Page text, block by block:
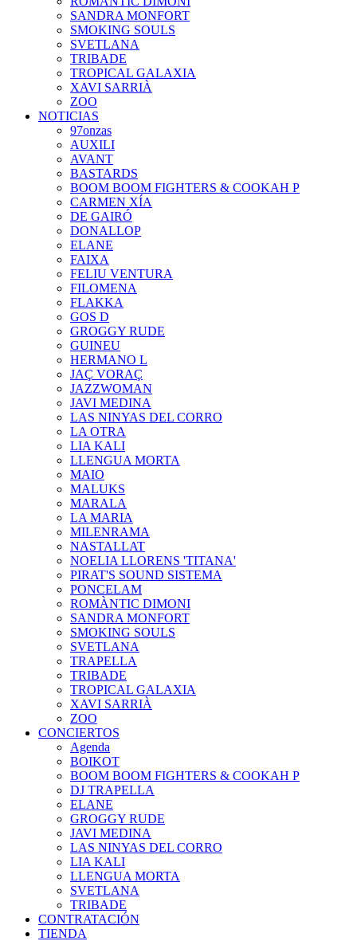
SANDRA MONFORT
SMOKING SOULS
SVETLANA
TRIBADE
TROPICAL GALAXIA
XAVI SARRIÀ
ZOO
NOTICIAS
97onzas
AUXILI
AVANT
BASTARDS
BOOM BOOM FIGHTERS & COOKAH P
CARMEN XÍA
DE GAIRÓ
DONALLOP
ELANE
FAIXA
FELIU VENTURA
FILOMENA
FLAKKA
GOS D
GROGGY RUDE
GUINEU
HERMANO L
JAÇ VORAÇ
JAZZWOMAN
JAVI MEDINA
LAS NINYAS DEL CORRO
LA OTRA
LIA KALI
LLENGUA MORTA
MAIO
MALUKS
MARALA
LA MARIA
MILENRAMA
NASTALLAT
NOELIA LLORENS 'TITANA'
PIRAT'S SOUND SISTEMA
PONCELAM
ROMÀNTIC DIMONI
SANDRA MONFORT
SMOKING SOULS
SVETLANA
TRAPELLA
TRIBADE
TROPICAL GALAXIA
XAVI SARRIÀ
ZOO
CONCIERTOS
Agenda
BOIKOT
BOOM BOOM FIGHTERS & COOKAH P
DJ TRAPELLA
ELANE
GROGGY RUDE
JAVI MEDINA
LAS NINYAS DEL CORRO
LIA KALI
LLENGUA MORTA
SVETLANA
TRIBADE
CONTRATACIÓN
TIENDA